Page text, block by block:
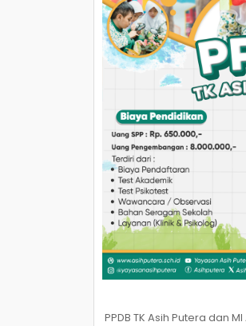
PPDB TK Asih Putera dan